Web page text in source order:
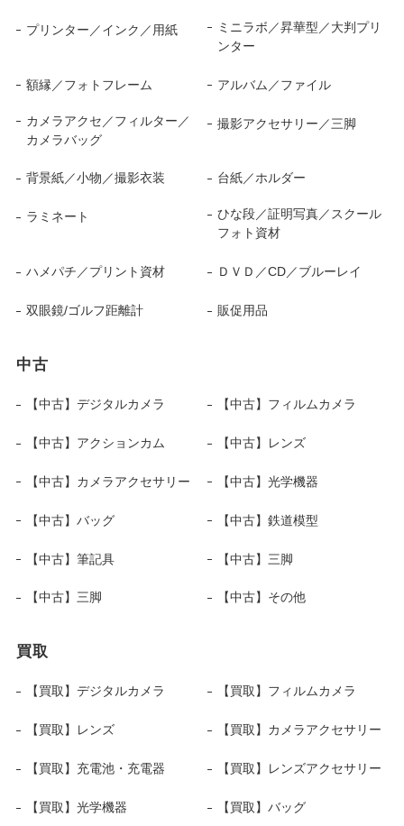
プリンター／インク／用紙
ミニラボ／昇華型／大判プリ
ンター
額縁／フォトフレーム アルバム／ファイル
カメラアクセ／フィルター／
カメラバッグ
撮影アクセサリー／三脚
背景紙／小物／撮影衣装 台紙／ホルダー
ラミネート
ひな段／証明写真／スクール
フォト資材
ハメパチ／プリント資材 ＤＶＤ／CD／ブルーレイ
双眼鏡/ゴルフ距離計 販促用品
中古
【中古】デジタルカメラ 【中古】フィルムカメラ
【中古】アクションカム 【中古】レンズ
【中古】カメラアクセサリー 【中古】光学機器
【中古】バッグ 【中古】鉄道模型
【中古】筆記具 【中古】三脚
【中古】三脚 【中古】その他
買取
【買取】デジタルカメラ 【買取】フィルムカメラ
【買取】レンズ 【買取】カメラアクセサリー
【買取】充電池・充電器 【買取】レンズアクセサリー
【買取】光学機器 【買取】バッグ